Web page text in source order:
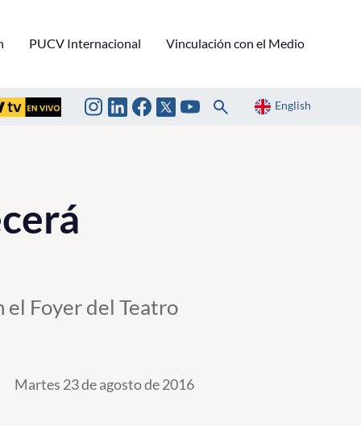
PUCV Internacional Vinculación con el Medio
English
el Foyer del Teatro
Martes 23 de agosto de 2016